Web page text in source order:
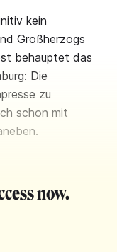
kein
Großherzogs
behauptet das
Die
zu
schon mit
now.